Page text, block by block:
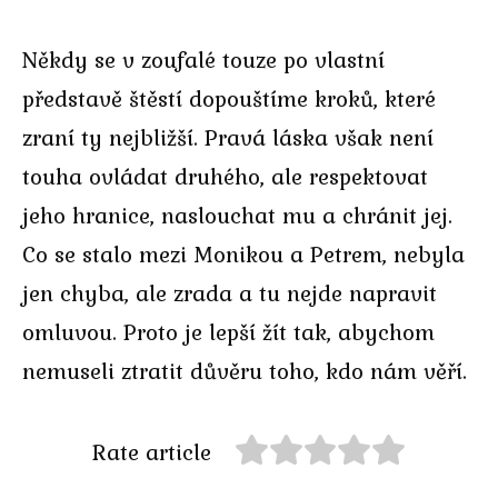
Někdy se v zoufalé touze po vlastní
představě štěstí dopouštíme kroků, které
zraní ty nejbližší. Pravá láska však není
touha ovládat druhého, ale respektovat
jeho hranice, naslouchat mu a chránit jej.
Co se stalo mezi Monikou a Petrem, nebyla
jen chyba, ale zrada a tu nejde napravit
omluvou. Proto je lepší žít tak, abychom
nemuseli ztratit důvěru toho, kdo nám věří.
Rate article